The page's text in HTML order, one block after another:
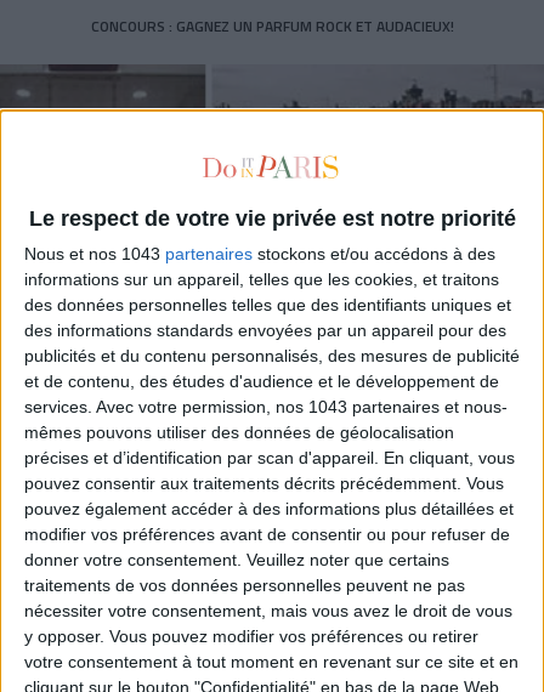
Le respect de votre vie privée est notre priorité
Nous et nos 1043 partenaires stockons et/ou accédons à des
informations sur un appareil, telles que les cookies, et traitons
des données personnelles telles que des identifiants uniques et
des informations standards envoyées par un appareil pour des
publicités et du contenu personnalisés, des mesures de publicité
et de contenu, des études d'audience et le développement de
services. Avec votre permission, nos 1043 partenaires et nous-
mêmes pouvons utiliser des données de géolocalisation
précises et d’identification par scan d'appareil. En cliquant, vous
pouvez consentir aux traitements décrits précédemment. Vous
pouvez également accéder à des informations plus détaillées et
modifier vos préférences avant de consentir ou pour refuser de
donner votre consentement. Veuillez noter que certains
traitements de vos données personnelles peuvent ne pas
nécessiter votre consentement, mais vous avez le droit de vous
y opposer. Vous pouvez modifier vos préférences ou retirer
votre consentement à tout moment en revenant sur ce site et en
cliquant sur le bouton "Confidentialité" en bas de la page Web.
CONCOURS : GAGNEZ UN PARFUM ROCK ET AUDACIEUX!
CONCOURS : COMMENT PIMPER SA SALLE DE BAINS EN HAMMAM DE LUXE ?